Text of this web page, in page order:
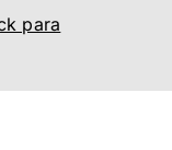
para